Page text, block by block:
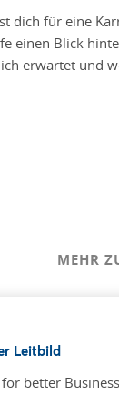
dich für eine
einen Blick
erwartet und
MEHR
Leitbild
better